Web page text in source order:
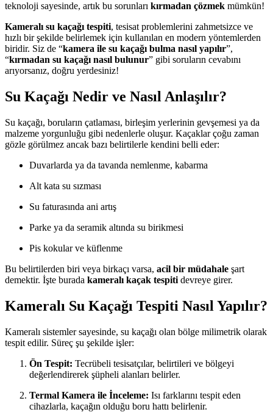
teknoloji sayesinde, artık bu sorunları kırmadan çözmek mümkün!
Kameralı su kaçağı tespiti, tesisat problemlerini zahmetsizce ve
hızlı bir şekilde belirlemek için kullanılan en modern yöntemlerden
biridir. Siz de “kamera ile su kaçağı bulma nasıl yapılır”,
“kırmadan su kaçağı nasıl bulunur” gibi soruların cevabını
arıyorsanız, doğru yerdesiniz!
Su Kaçağı Nedir ve Nasıl Anlaşılır?
Su kaçağı, boruların çatlaması, birleşim yerlerinin gevşemesi ya da
malzeme yorgunluğu gibi nedenlerle oluşur. Kaçaklar çoğu zaman
gözle görülmez ancak bazı belirtilerle kendini belli eder:
Duvarlarda ya da tavanda nemlenme, kabarma
Alt kata su sızması
Su faturasında ani artış
Parke ya da seramik altında su birikmesi
Pis kokular ve küflenme
Bu belirtilerden biri veya birkaçı varsa, acil bir müdahale şart
demektir. İşte burada kameralı kaçak tespiti devreye girer.
Kameralı Su Kaçağı Tespiti Nasıl Yapılır?
Kameralı sistemler sayesinde, su kaçağı olan bölge milimetrik olarak
tespit edilir. Süreç şu şekilde işler:
Ön Tespit: Tecrübeli tesisatçılar, belirtileri ve bölgeyi
değerlendirerek şüpheli alanları belirler.
Termal Kamera ile İnceleme: Isı farklarını tespit eden
cihazlarla, kaçağın olduğu boru hattı belirlenir.